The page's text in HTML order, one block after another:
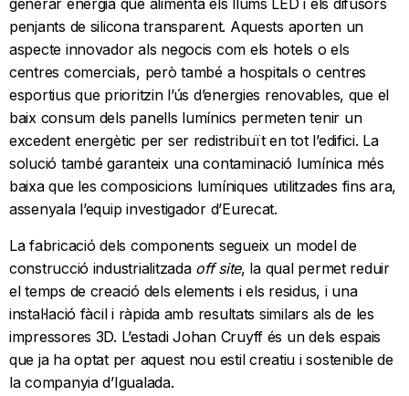
generar energia que alimenta els llums LED i els difusors
penjants de silicona transparent. Aquests aporten un
aspecte innovador als negocis com els hotels o els
centres comercials, però també a hospitals o centres
esportius que prioritzin l’ús d’energies renovables, que el
baix consum dels panells lumínics permeten tenir un
excedent energètic per ser redistribuït en tot l’edifici. La
solució també garanteix una contaminació lumínica més
baixa que les composicions lumíniques utilitzades fins ara,
assenyala l’equip investigador d’Eurecat.
La fabricació dels components segueix un model de
construcció industrialitzada off site, la qual permet reduir
el temps de creació dels elements i els residus, i una
instal·lació fàcil i ràpida amb resultats similars als de les
impressores 3D. L’estadi Johan Cruyff és un dels espais
que ja ha optat per aquest nou estil creatiu i sostenible de
la companyia d’Igualada.